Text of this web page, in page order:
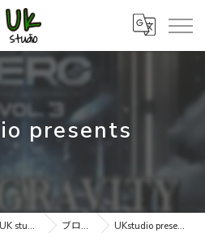
presents
岐阜のダンススクールならUK studio ブログ UKstudio presents